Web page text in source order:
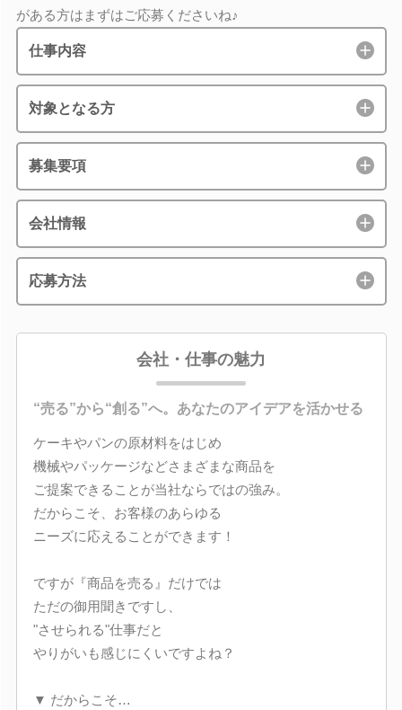
がある方はまずはご応募くださいね♪
仕事内容
対象となる方
募集要項
会社情報
応募方法
会社・仕事の魅力
“売る”から“創る”へ。あなたのアイデアを活かせる
ケーキやパンの原材料をはじめ
機械やパッケージなどさまざまな商品を
ご提案できることが当社ならではの強み。
だからこそ、お客様のあらゆる
ニーズに応えることができます！
ですが『商品を売る』だけでは
ただの御用聞きですし、
"させられる"仕事だと
やりがいも感じにくいですよね？
▼ だからこそ…